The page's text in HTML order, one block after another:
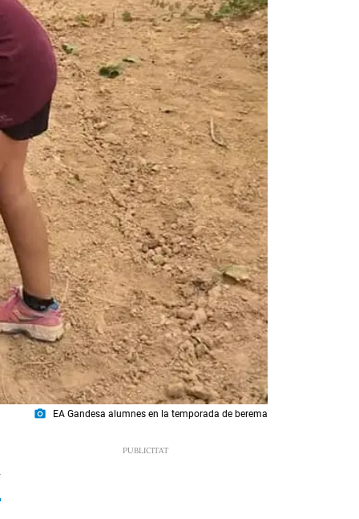
photo_camera EA Gandesa alumnes en la temporada de berema